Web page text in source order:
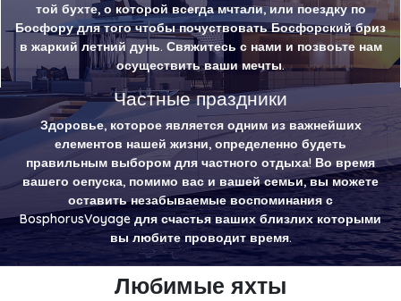
той бухте, о которой всегда мчтали, или поездку по
Босфору для того чтобы почуствовать Босфорский бриз
в жаркий летний дунь. Свяжитесь с нами и позвоьте нам
осуществить ваши мечты.
Частные праздники
Здоровье, которое является одним из важнейших
елементов нашей жизни, определенно будеть
правильным выбором для частного отдыха! Во время
вашего оепуска, помимо вас и вашей семьи, вы можете
оставить незабываемые воспоминания с
BosphorusVoyage для счастья ваших близлих которыми
вы любите проводит время.
Любимые яхты